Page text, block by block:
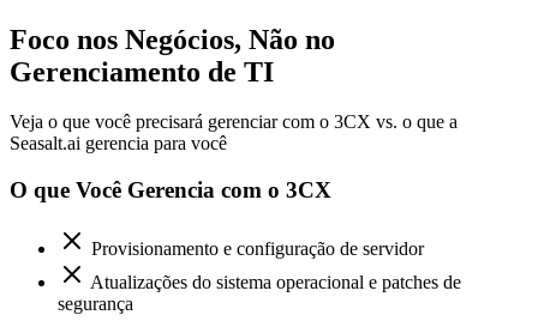
Foco nos Negócios, Não no
Gerenciamento de TI
Veja o que você precisará gerenciar com o 3CX vs. o que a
Seasalt.ai gerencia para você
O que Você Gerencia com o 3CX
Provisionamento e configuração de servidor
Atualizações do sistema operacional e patches de
segurança